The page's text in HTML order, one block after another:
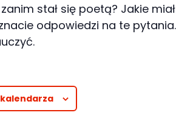
zanim stał się poetą? Jakie
odpowiedzi na te